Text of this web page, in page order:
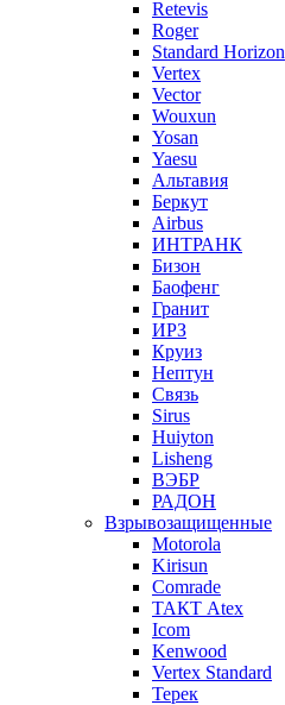
Retevis
Roger
Standard Horizon
Vertex
Vector
Wouxun
Yosan
Yaesu
Альтавия
Беркут
Airbus
ИНТРАНК
Бизон
Баофенг
Гранит
ИРЗ
Круиз
Нептун
Связь
Sirus
Huiyton
Lisheng
ВЭБР
РАДОН
Взрывозащищенные
Motorola
Kirisun
Comrade
ТАКТ Atex
Icom
Kenwood
Vertex Standard
Терек